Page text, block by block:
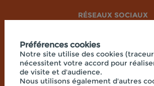
RÉSEAUX SOCIAUX
Préférences cookies
Notre site utilise des cookies
nécessitent votre accord pour
de visite et d'audience.
Nous utilisons également d'autres